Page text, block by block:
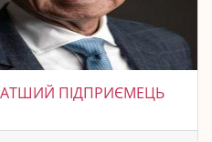
ПІДПРИЄМЕЦЬ